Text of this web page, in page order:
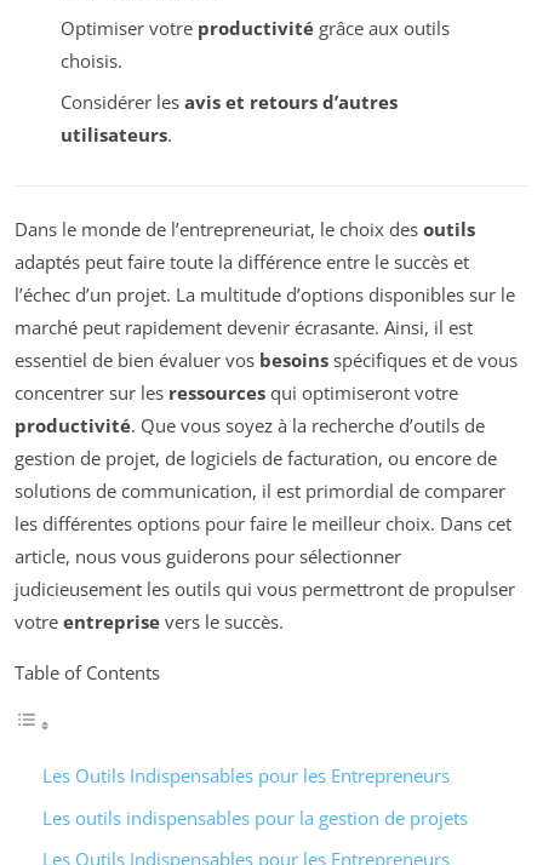
Optimiser votre productivitégrâce aux outils
choisis.
Considérer les avis et retours d’autres
utilisateurs.
Dans le monde de l’entrepreneuriat, le choix des outils
adaptés peut faire toute la différence entre le succès et
l’échec d’un projet. La multitude d’options disponibles sur le
marché peut rapidement devenir écrasante. Ainsi, il est
essentiel de bien évaluer vos besoins spécifiques et de vous
concentrer sur les ressources qui optimiseront votre
productivité. Que vous soyez à la recherche d’outils de
gestion de projet, de logiciels de facturation, ou encore de
solutions de communication, il est primordial de comparer
les différentes options pour faire le meilleur choix. Dans cet
article, nous vous guiderons pour sélectionner
judicieusement les outils qui vous permettront de propulser
votre entreprise vers le succès.
Table of Contents
Les Outils Indispensables pour les Entrepreneurs
Les outils indispensables pour la gestion de projets
Les Outils Indispensables pour les Entrepreneurs